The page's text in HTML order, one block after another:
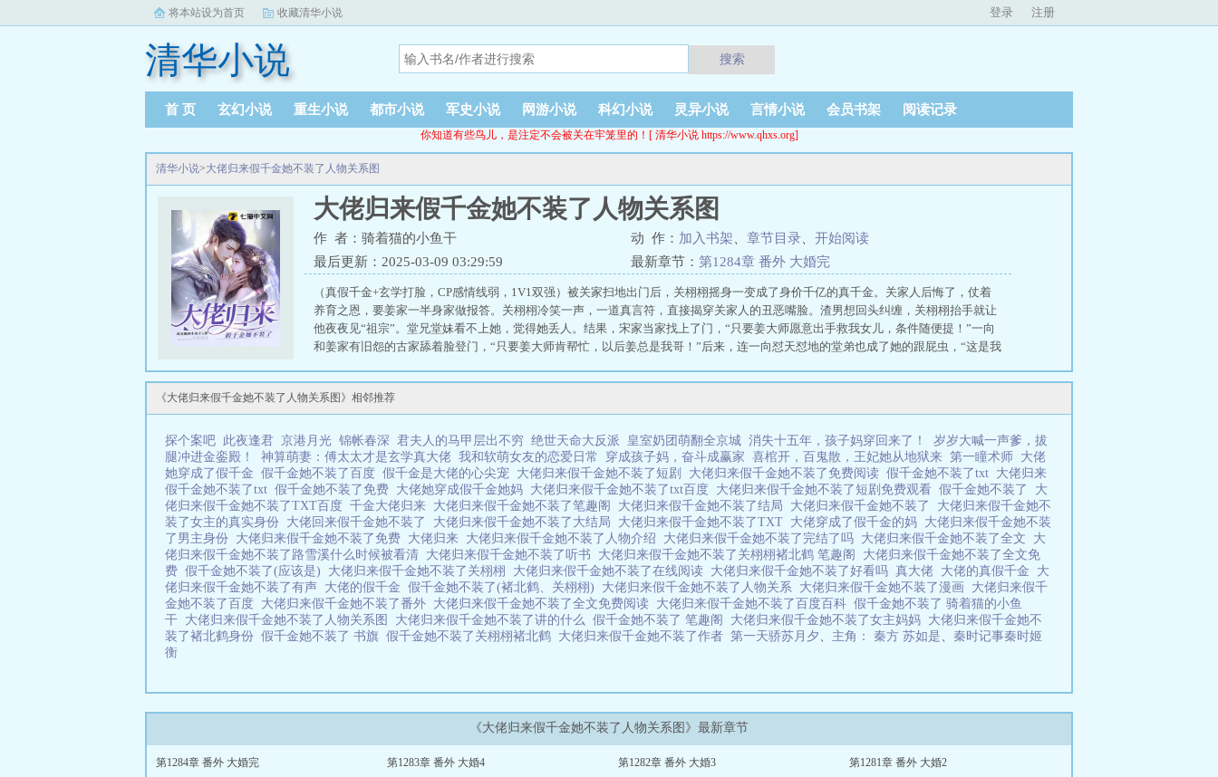
将本站设为首页 收藏清华小说 登录 注册
清华小说 搜索
首 页 玄幻小说 重生小说 都市小说 军史小说 网游小说 科幻小说 灵异小说 言情小说 会员书架 阅读记录
你知道有些鸟儿，是注定不会被关在牢笼里的！[ 清华小说 https://www.qhxs.org]
清华小说>大佬归来假千金她不装了人物关系图
大佬归来假千金她不装了人物关系图
作 者：骑着猫的小鱼干 动 作： 加入书架 章节目录
开始阅读
最后更新：2025-03-09 03:29:59
最新章节： 第1284章 番外 大婚完
（真假千金+玄学打脸，CP感情线弱，1V1双强）被关家扫地出门后，关栩栩摇身一变成了身价千亿的真千金。关家人后悔了，仗着
养育之恩，要姜家一半身家做报答。关栩栩冷笑一声，一道真言符，直接揭穿关家人的丑恶嘴脸。渣男想回头纠缠，关栩栩抬手就让
他夜夜见“祖宗”。堂兄堂妹看不上她，觉得她丢人。结果，宋家当家找上了门，“只要姜大师愿意出手救我女儿，条件随便提！”一向
和姜家有旧怨的古家舔着脸登门，“只要姜大师肯帮忙，以后姜总是我哥！”后来，连一向怼天怼地的堂弟也成了她的跟屁虫，“这是我
大腿。关栩栩表示，“我好忙。”褚·金大腿·北鹤主动分担压力：“不用追，已经是你的了。”《你好种地少年2》十个勤天飙演技名场面
出处，李耕耘爱看的热门霸总文 大佬归来，假千金她不装了
《大佬归来假千金她不装了人物关系图》相邻推荐
探个案吧 此夜逢君 京港月光 锦帐春深 君夫人的马甲层出不穷 绝世天命大反派 皇室奶团萌翻全京城 消失十五年，孩子妈穿回来了！
岁岁大喊一声爹，拔
腿冲进金銮殿！
神算萌妻：傅太太才是玄学真大佬 我和软萌女友的恋爱日常 穿成孩子妈，奋斗成赢家 喜棺开，百鬼散，王妃她从地狱来 第一瞳术师
大佬
她穿成了假千金 假千金她不装了百度 假千金是大佬的心尖宠 大佬归来假千金她不装了短剧 大佬归来假千金她不装了免费阅读 假千金她不装了txt 大佬归来
假千金她不装了txt 假千金她不装了免费 大佬她穿成假千金她妈 大佬归来假千金她不装了txt百度 大佬归来假千金她不装了短剧免费观看 假千金她不装了 大
佬归来假千金她不装了TXT百度 千金大佬归来 大佬归来假千金她不装了笔趣阁 大佬归来假千金她不装了结局 大佬归来假千金她不装了 大佬归来假千金她不
装了女主的真实身份 大佬回来假千金她不装了 大佬归来假千金她不装了大结局 大佬归来假千金她不装了TXT 大佬穿成了假千金的妈 大佬归来假千金她不装
了男主身份 大佬归来假千金她不装了免费 大佬归来 大佬归来假千金她不装了人物介绍 大佬归来假千金她不装了完结了吗 大佬归来假千金她不装了全文 大
佬归来假千金她不装了路雪溪什么时候被看清 大佬归来假千金她不装了听书 大佬归来假千金她不装了关栩栩褚北鹤 笔趣阁 大佬归来假千金她不装了全文免
费 假千金她不装了(应该是) 大佬归来假千金她不装了关栩栩 大佬归来假千金她不装了在线阅读 大佬归来假千金她不装了好看吗 真大佬 大佬的真假千金 大
佬归来假千金她不装了有声 大佬的假千金 假千金她不装了(褚北鹤、关栩栩) 大佬归来假千金她不装了人物关系 大佬归来假千金她不装了漫画 大佬归来假千
金她不装了百度 大佬归来假千金她不装了番外 大佬归来假千金她不装了全文免费阅读 大佬归来假千金她不装了百度百科 假千金她不装了 骑着猫的小鱼
干 大佬归来假千金她不装了人物关系图 大佬归来假千金她不装了讲的什么 假千金她不装了 笔趣阁 大佬归来假千金她不装了女主妈妈 大佬归来假千金她不
装了褚北鹤身份 假千金她不装了 书旗 假千金她不装了关栩栩褚北鹤 大佬归来假千金她不装了作者 第一天骄苏月夕、 主角： 秦方 苏如是、 秦时记事秦时姬
衡
《大佬归来假千金她不装了人物关系图》最新章节
第1284章 番外 大婚完 第1283章 番外 大婚4 第1282章 番外 大婚3 第1281章 番外 大婚2